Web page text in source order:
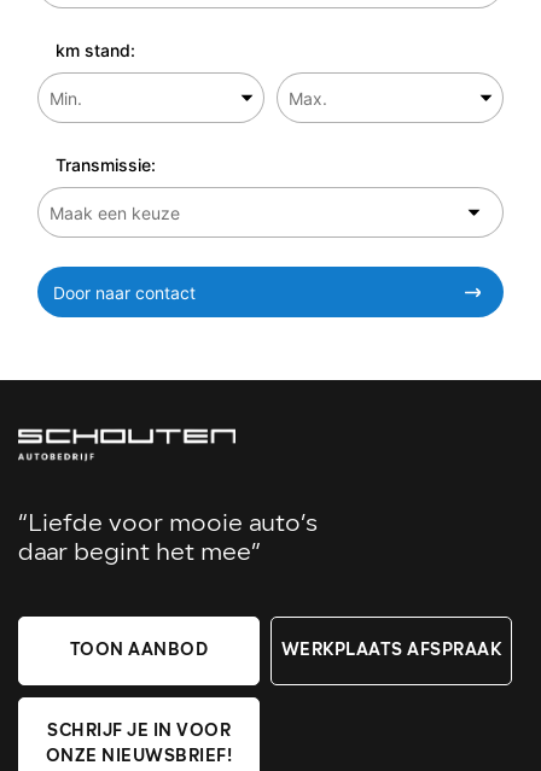
km stand:
Transmissie:
Door naar contact
“Liefde voor mooie auto’s
daar begint het mee”
TOON AANBOD WERKPLAATS AFSPRAAK
SCHRIJF JE IN VOOR
ONZE NIEUWSBRIEF!